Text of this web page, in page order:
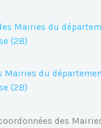
Mairies du
(2B)
des